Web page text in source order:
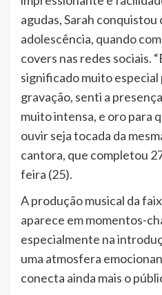
agudas, Sarah conquistou
adolescência, quando
covers nas redes sociais.
significado muito especial
gravação, senti a
muito intensa, e oro para
ouvir seja tocada da
cantora, que completou
feira (25).
A produção musical da
aparece em momentos-
especialmente na
uma atmosfera
conecta ainda mais o